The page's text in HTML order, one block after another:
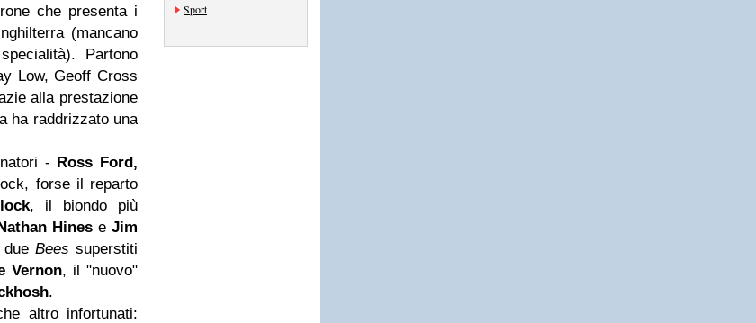
che presenta i
(mancano
Partono
Low, Geoff Cross
alla prestazione
ha raddrizzato una
- Ross Ford,
forse il reparto
, il biondo più
HineseJim
dueBees superstiti
Vernon, il "nuovo"
.
altro infortunati:
Sport